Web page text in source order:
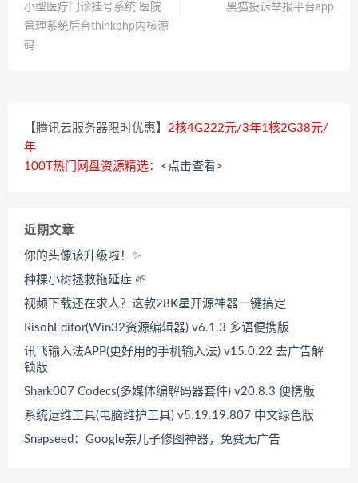
小型医疗门诊挂号系统 医院
管理系统后台thinkphp内核源
码
黑猫投诉举报平台app
【腾讯云服务器限时优惠】 2核4G222元/3年1核2G38元/
年
100T热门网盘资源精选： <点击查看>
近期文章
你的头像该升级啦！✨
种棵小树拯救拖延症 🌱
视频下载还在求人？这款28K星开源神器一键搞定
RisohEditor(Win32资源编辑器) v6.1.3 多语便携版
讯飞输入法APP(更好用的手机输入法) v15.0.22 去广告解
锁版
Shark007 Codecs(多媒体编解码器套件) v20.8.3 便携版
系统运维工具(电脑维护工具) v5.19.19.807 中文绿色版
Snapseed：Google亲儿子修图神器，免费无广告